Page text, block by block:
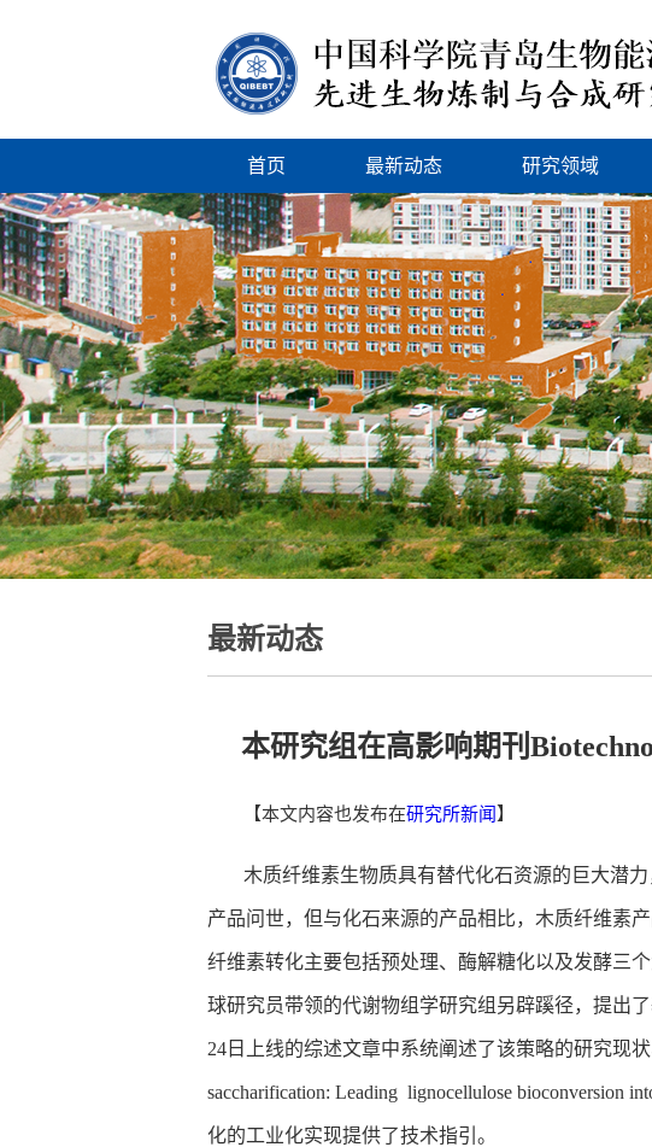
首页 最新动态 研究领域
最新动态
本研究组在高影响期刊
【本文内容也发布在研究所新闻 】
木质纤维素生物质具有替代化石资源的巨大潜
产品问世，但与化石来源的产品相比，木质纤维素
纤维素转化主要包括预处理、酶解糖化以及发酵三
球研究员带领的代谢物组学研究组另辟蹊径，提出
24日上线的综述文章中系统阐述了该策略的研究现
saccharification: Leading lignocellulose bioconversion
化的工业化实现提供了技术指引。